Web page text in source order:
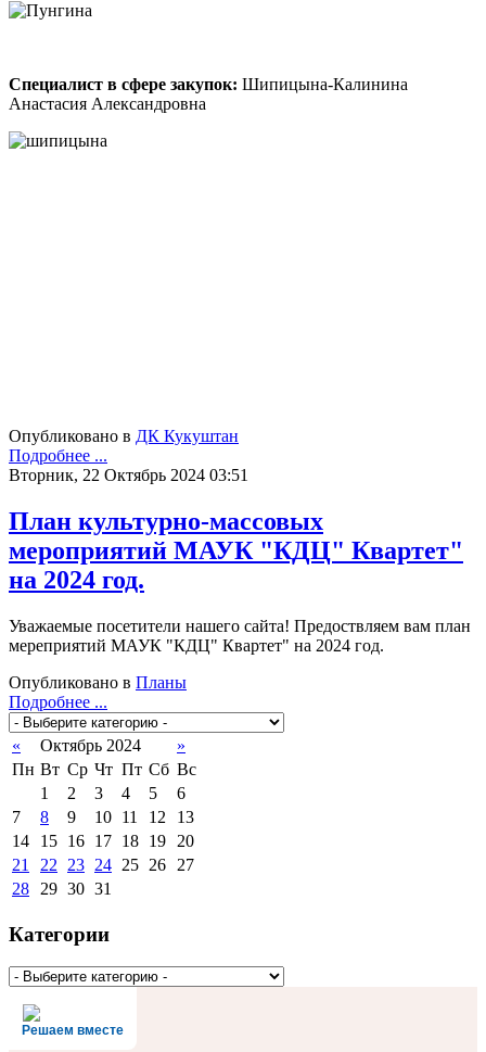
Специалист в сфере закупок: Шипицына-Калинина
Анастасия Александровна
Опубликовано в ДК Кукуштан
Подробнее ...
Вторник, 22 Октябрь 2024 03:51
План культурно-массовых
мероприятий МАУК "КДЦ" Квартет"
на 2024 год.
Уважаемые посетители нашего сайта! Предоствляем вам план
мереприятий МАУК "КДЦ" Квартет" на 2024 год.
Опубликовано в Планы
Подробнее ...
« Октябрь 2024
»
Пн Вт Ср Чт Пт Сб Вс
1
2 3 4 5
6
7
8 9 10 11 12
13
14
15 16 17 18 19
20
21
22 23 24 25 26
27
28
29 30 31
Категории
Решаем вместе